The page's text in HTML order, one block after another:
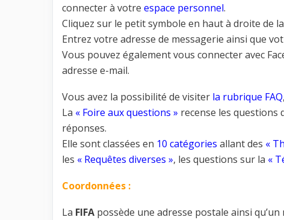
connecter à votre espace personnel.
Cliquez sur le petit symbole en haut à droite de
Entrez votre adresse de messagerie ainsi que
Vous pouvez également vous connecter avec
adresse e-mail.
Vous avez la possibilité de visiter la rubrique FAQ
La « Foire aux questions » recense les questions
réponses.
Elle sont classées en 10 catégories allant des «
les « Requêtes diverses », les questions sur la «
Coordonnées :
La FIFA possède une adresse postale ainsi